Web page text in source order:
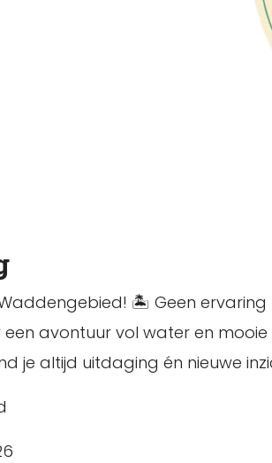
🏝️ Geen
avontuur vol water en
je altijd uitdaging én nieuwe